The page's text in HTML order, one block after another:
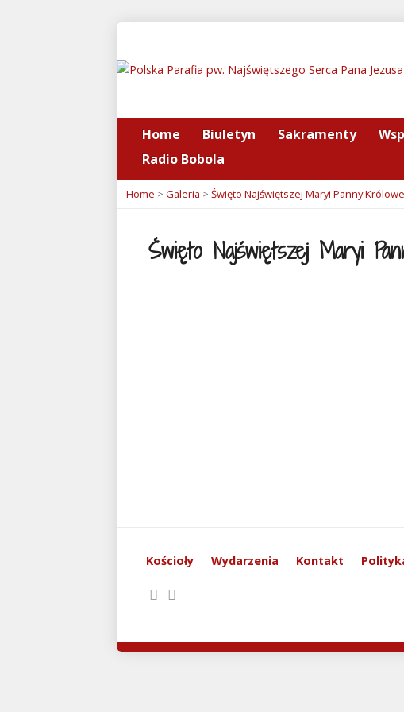
Home Biuletyn Sakramenty
Radio Bobola
Home > Galeria > Święto Najświętszej Maryi Panny
Święto Najświętszej Maryi
Kościoły Wydarzenia Kontakt